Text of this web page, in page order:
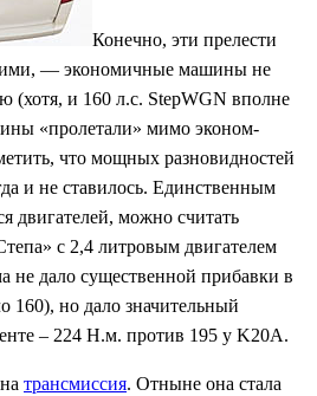
Конечно, эти прелести
— экономичные машины не
(хотя, и 160 л.с. StepWGN вполне
«пролетали» мимо эконом-
что мощных разновидностей
и не ставилось. Единственным
двигателей, можно считать
с 2,4 литровым двигателем
не дало существенной прибавки в
160), но дало значительный
– 224 Н.м. против 195 у K20A.
трансмиссия. Отныне она стала